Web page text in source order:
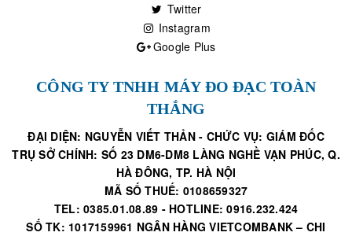
Twitter
Instagram
Google Plus
CÔNG TY TNHH MÁY ĐO ĐẠC TOÀN
THẮNG
ĐẠI DIỆN: NGUYỄN VIẾT THẢN - CHỨC VỤ: GIÁM ĐỐC
TRỤ SỞ CHÍNH: SỐ 23 DM6-DM8 LÀNG NGHỀ VẠN PHÚC, Q.
HÀ ĐÔNG, TP. HÀ NỘI
MÃ SỐ THUẾ: 0108659327
TEL: 0385.01.08.89 - HOTLINE: 0916.232.424
SỐ TK: 1017159961 NGÂN HÀNG VIETCOMBANK – CHI